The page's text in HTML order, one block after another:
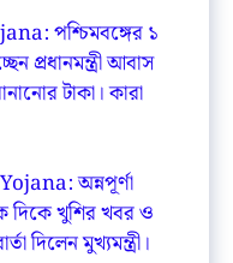
পশ্চিমবঙ্গের ১
প্রধানমন্ত্রী আবাস
টাকা। কারা
অন্নপূর্ণা
দিকে খুশির খবর ও
দিলেন মুখ্যমন্ত্রী।